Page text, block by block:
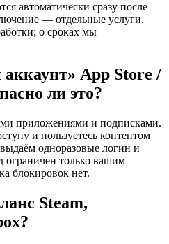
автоматически сразу после
— отдельные услуги,
о сроках мы
App Store /
ли это?
приложениями и подписками.
и пользуетесь контентом
одноразовые логин и
ограничен только вашим
блокировок нет.
Steam,